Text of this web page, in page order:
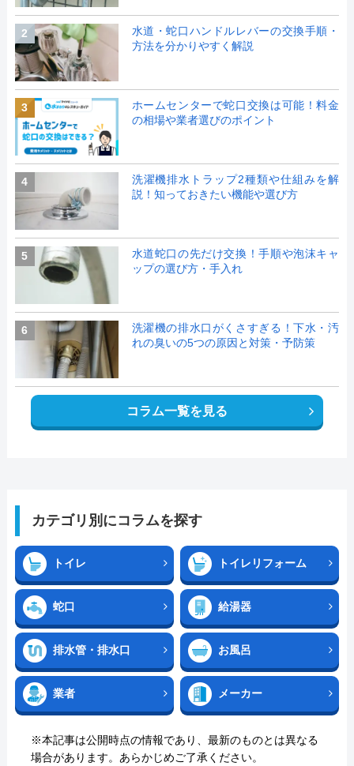
2
水道・蛇口ハンドルレバーの交換手順・
方法を分かりやすく解説
3
ホームセンターで蛇口交換は可能！料金
の相場や業者選びのポイント
4
洗濯機排水トラップ2種類や仕組みを解
説！知っておきたい機能や選び方
5
水道蛇口の先だけ交換！手順や泡沫キャ
ップの選び方・手入れ
6
洗濯機の排水口がくさすぎる！下水・汚
れの臭いの5つの原因と対策・予防策
コラム一覧を見る
カテゴリ別にコラムを探す
トイレ トイレリフォーム
蛇口 給湯器
排水管・排水口 お風呂
業者 メーカー
※本記事は公開時点の情報であり、最新のものとは異なる
場合があります。あらかじめご了承ください。